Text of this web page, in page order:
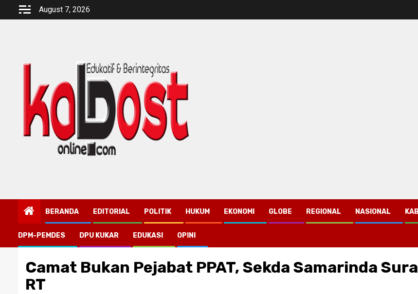
August 7, 2026
BERANDA EDITORIAL POLITIK HUKUM EKONOMI GLOBE REGIONAL NASIONAL
DPM-PEMDES DPU KUKAR EDUKASI OPINI
Camat Bukan Pejabat PPAT, Sekda Samarinda
RT